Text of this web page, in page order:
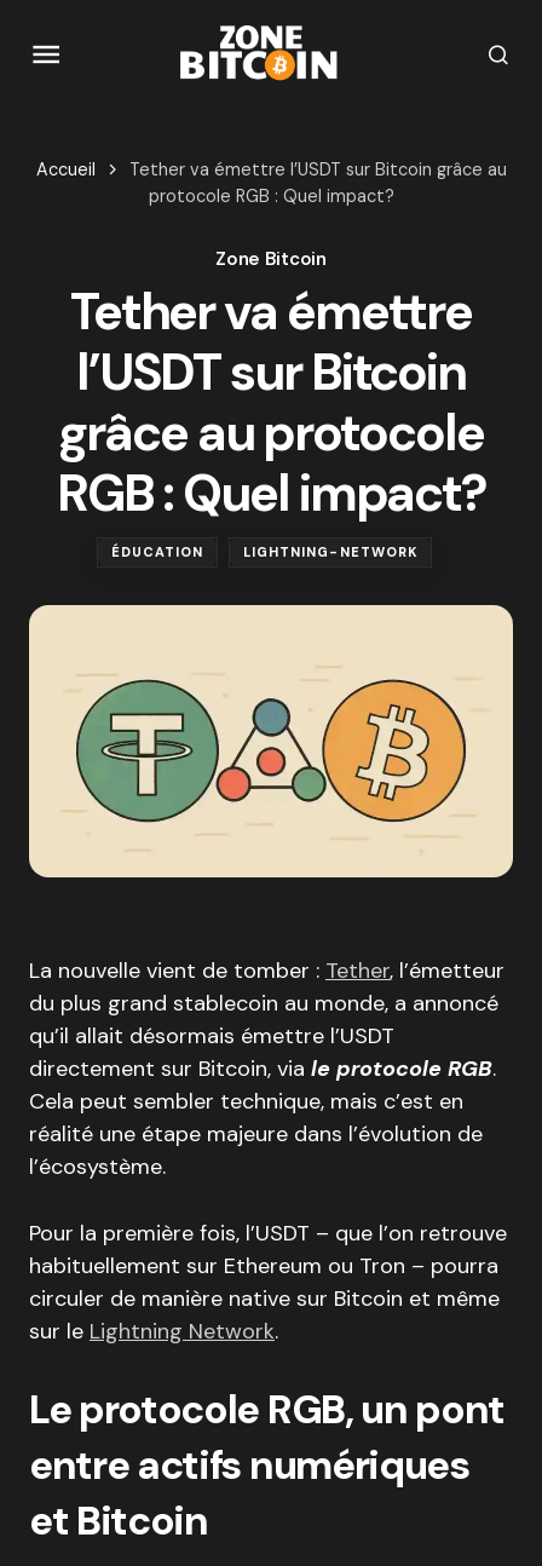
Accueil
Tether va émettre l’USDT sur Bitcoin grâce au
protocole RGB : Quel impact?
Zone Bitcoin
Tether va émettre
l’USDT sur Bitcoin
grâce au protocole
RGB : Quel impact?
ÉDUCATION LIGHTNING-NETWORK
La nouvelle vient de tomber : Tether, l’émetteur
du plus grand stablecoin au monde, a annoncé
qu’il allait désormais émettre l’USDT
directement sur Bitcoin, via le protocole RGB.
Cela peut sembler technique, mais c’est en
réalité une étape majeure dans l’évolution de
l’écosystème.
Pour la première fois, l’USDT – que l’on retrouve
habituellement sur Ethereum ou Tron – pourra
circuler de manière native sur Bitcoin et même
sur le Lightning Network.
Le protocole RGB, un pont
entre actifs numériques
et Bitcoin